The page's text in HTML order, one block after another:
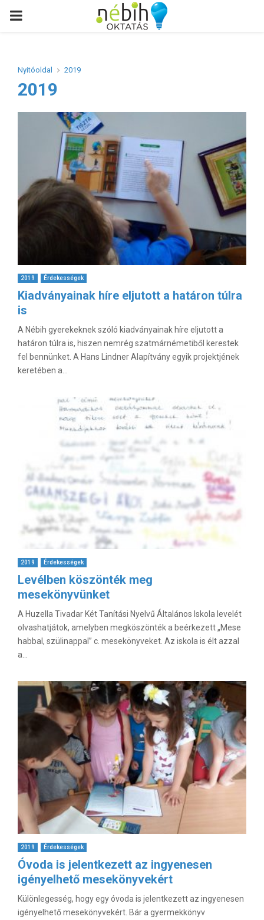
PRIMARY
Nyitóoldal 2019
2019
2019 Érdekességek
Kiadványainak híre eljutott a határon túlra
is
A Nébih gyerekeknek szóló kiadványainak híre eljutott a
határon túlra is, hiszen nemrég szatmárnémetiből kerestek
fel bennünket. A Hans Lindner Alapítvány egyik projektjének
keretében a...
2019 Érdekességek
Levélben köszönték meg
mesekönyvünket
A Huzella Tivadar Két Tanítási Nyelvű Általános Iskola levelét
olvashatjátok, amelyben megköszönték a beérkezett „Mese
habbal, szülinappal” c. mesekönyveket. Az iskola is élt azzal
a...
2019 Érdekességek
Óvoda is jelentkezett az ingyenesen
igényelhető mesekönyvekért
Különlegesség, hogy egy óvoda is jelentkezett az ingyenesen
igényelhető mesekönyvekért. Bár a gyermekkönyv